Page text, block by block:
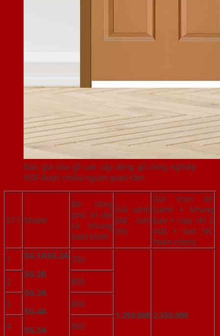
Báo giá cửa gỗ cao cấp dòng gỗ công nghiệp
HDF được nhiều người quan tâm
STT Model
Bề rộng
phủ bì (kể
cả khung
bao) (mm)
Giá cánh
(đã sơn
lót)
Giá trọn bộ
(cánh + khung
bao + nẹp chỉ 2
mặt + sơn NC
hoàn chỉnh)
1
SG.1ASG.2A
SG.2B
SG.3A
SG.4A
SG.5A
750
1.250.000 2.350.000
2 800
3 850
4 900